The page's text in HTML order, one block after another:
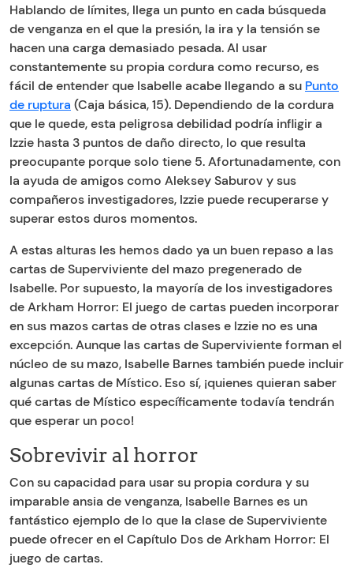
Hablando de límites, llega un punto en cada búsqueda
de venganza en el que la presión, la ira y la tensión se
hacen una carga demasiado pesada. Al usar
constantemente su propia cordura como recurso, es
fácil de entender que Isabelle acabe llegando a su Punto
de ruptura (Caja básica, 15). Dependiendo de la cordura
que le quede, esta peligrosa debilidad podría infligir a
Izzie hasta 3 puntos de daño directo, lo que resulta
preocupante porque solo tiene 5. Afortunadamente, con
la ayuda de amigos como Aleksey Saburov y sus
compañeros investigadores, Izzie puede recuperarse y
superar estos duros momentos.
A estas alturas les hemos dado ya un buen repaso a las
cartas de Superviviente del mazo pregenerado de
Isabelle. Por supuesto, la mayoría de los investigadores
de Arkham Horror: El juego de cartas pueden incorporar
en sus mazos cartas de otras clases e Izzie no es una
excepción. Aunque las cartas de Superviviente forman el
núcleo de su mazo, Isabelle Barnes también puede incluir
algunas cartas de Místico. Eso sí, ¡quienes quieran saber
qué cartas de Místico específicamente todavía tendrán
que esperar un poco!
Sobrevivir al horror
Con su capacidad para usar su propia cordura y su
imparable ansia de venganza, Isabelle Barnes es un
fantástico ejemplo de lo que la clase de Superviviente
puede ofrecer en el Capítulo Dos de Arkham Horror: El
juego de cartas.